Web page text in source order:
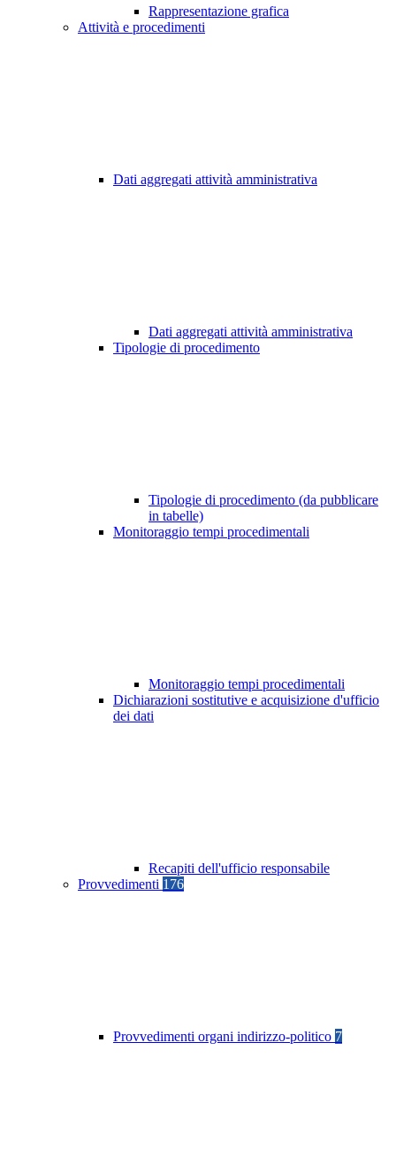
Rappresentazione grafica
Attività e procedimenti
Dati aggregati attività amministrativa
Dati aggregati attività amministrativa
Tipologie di procedimento
Tipologie di procedimento (da pubblicare
in tabelle)
Monitoraggio tempi procedimentali
Monitoraggio tempi procedimentali
Dichiarazioni sostitutive e acquisizione d'ufficio
dei dati
Recapiti dell'ufficio responsabile
Provvedimenti 176
Provvedimenti organi indirizzo-politico 7